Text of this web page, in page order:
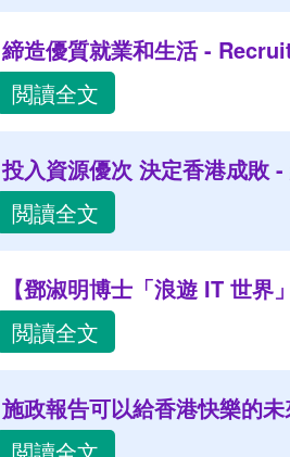
締造優質就業和生活 -
閲讀全文
投入資源優次 決定香港成敗
閲讀全文
【鄧淑明博士「浪遊 IT 世
閲讀全文
施政報告可以給香港快樂的